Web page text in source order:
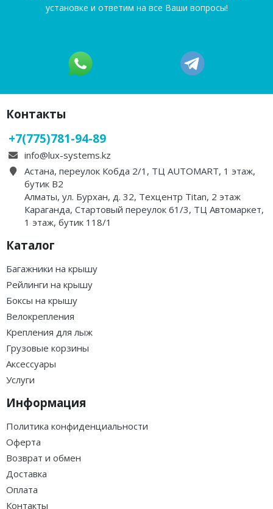
установке и ответим на все Ваши вопросы!
Контакты
+7(775)781-94-89
info@lux-systems.kz
Астана, переулок Кобда 2/1, ТЦ AUTOMART, 1 этаж,
бутик B2
Алматы, ул. Бурхан, д. 32, Техцентр Titan, 2 этаж
Караганда, Стартовый переулок 61/3, ТЦ Автомаркет,
1 этаж, бутик 118/1
Каталог
Багажники на крышу
Рейлинги на крышу
Боксы на крышу
Велокрепления
Крепления для лыж
Грузовые корзины
Аксессуары
Услуги
Информация
Политика конфиденциальности
Оферта
Возврат и обмен
Доставка
Оплата
Контакты